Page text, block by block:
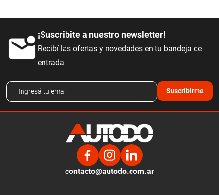
¡Suscribite a nuestro newsletter!
Recibí las ofertas y novedades en tu bandeja de
entrada
Suscribirme
contacto@autodo.com.ar